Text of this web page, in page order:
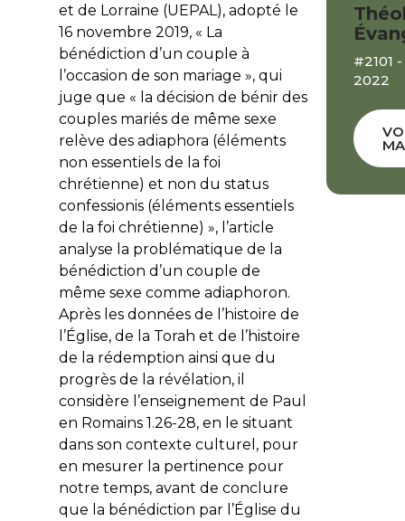
et de Lorraine (UEPAL), adopté le
16 novembre 2019, « La
bénédiction d’un couple à
l’occasion de son mariage », qui
juge que « la décision de bénir des
couples mariés de même sexe
relève des adiaphora (éléments
non essentiels de la foi
chrétienne) et non du status
confessionis (éléments essentiels
de la foi chrétienne) », l’article
analyse la problématique de la
bénédiction d’un couple de
même sexe comme adiaphoron.
Après les données de l’histoire de
l’Église, de la Torah et de l’histoire
de la rédemption ainsi que du
progrès de la révélation, il
considère l’enseignement de Paul
en Romains 1.26-28, en le situant
dans son contexte culturel, pour
en mesurer la pertinence pour
notre temps, avant de conclure
que la bénédiction par l’Église du
#2101
2022